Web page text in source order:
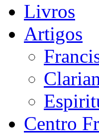
Livros
Artigos
Centro